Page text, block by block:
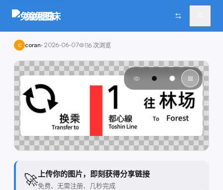
兔兔图床
C coran· 2026-06-07 116 次浏览
🚀上传你的图片，即刻获得分享链接
免费、无需注册、几秒完成